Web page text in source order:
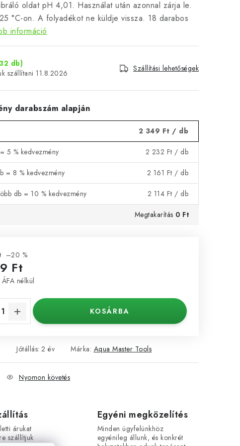
oldat pH 4,01. Használat után azonnal zárja le.
°C-on. A folyadékot ne küldje vissza. 18 darabos
információ
db)
11.8.2026
Szállítási lehetőségek
darabszám alapján
2 349 Ft / db
5 % kedvezmény 2 232 Ft / db
= 8 % kedvezmény 2 161 Ft / db
db = 10 % kedvezmény 2 114 Ft / db
Megtakarítás 0 Ft
–20 %
Ft
nélkül
KOSÁRBA
Márka: Aqua Master Tools
Jótállás: 2 év
Nyomon követés
árukat
szállítjuk
Egyéni megközelítés
Minden ügyfelünkhöz
egyénileg állunk, és konkrét